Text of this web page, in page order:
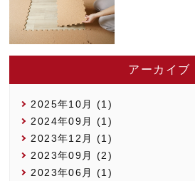
アーカイブ
2025年10月 (1)
2024年09月 (1)
2023年12月 (1)
2023年09月 (2)
2023年06月 (1)